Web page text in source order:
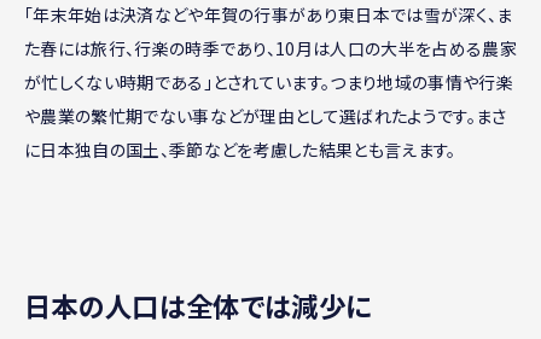
「年末年始は決済などや年賀の行事があり東日本では雪が深く、ま
た春には旅行、行楽の時季であり、10月は人口の大半を占める農家
が忙しくない時期である」とされています。つまり地域の事情や行楽
や農業の繁忙期でない事などが理由として選ばれたようです。まさ
に日本独自の国土、季節などを考慮した結果とも言えます。
日本の人口は全体では減少に